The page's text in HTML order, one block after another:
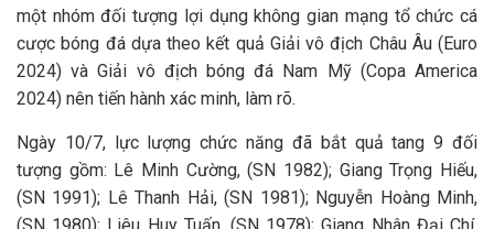
một nhóm đối tượng lợi dụng không gian mạng tổ chức cá
cược bóng đá dựa theo kết quả Giải vô địch Châu Âu (Euro
2024) và Giải vô địch bóng đá Nam Mỹ (Copa America
2024) nên tiến hành xác minh, làm rõ.
Ngày 10/7, lực lượng chức năng đã bắt quả tang 9 đối
tượng gồm: Lê Minh Cường, (SN 1982); Giang Trọng Hiếu,
(SN 1991); Lê Thanh Hải, (SN 1981); Nguyễn Hoàng Minh,